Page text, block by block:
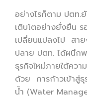
อย่างไรก็ตาม ปตท.
เติบโตอย่างยั่งยืน
เปลี่ยนแปลงไป สา
ปลาย ปตท. ได้ผนึก
ธุรกิจใหม่ภายใต้คว
ด้วย การก้าวเข้าสู่ธุ
น้ำ (Water